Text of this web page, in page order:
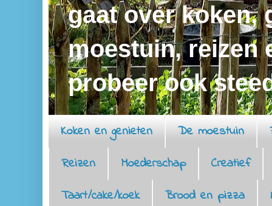
gaat over koken,
moestuin, reizen
probeer ook
Koken en genieten De moestuin
Reizen
Moederschap
Creatief
Taart/cake/koek
Brood en pizza